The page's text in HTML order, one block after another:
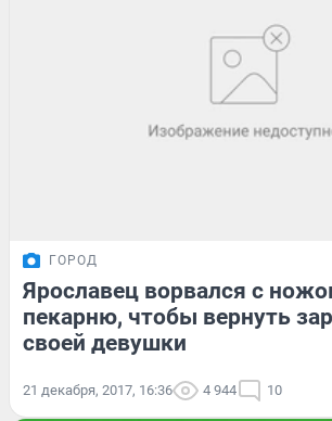
ГОРОД
Ярославец ворвался с
пекарню, чтобы вернуть
своей девушки
21 декабря, 2017, 16:36 4 944 10